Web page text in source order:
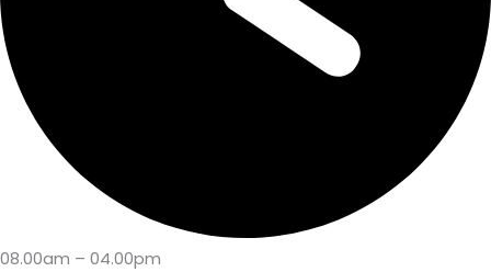
08.00am – 04.00pm